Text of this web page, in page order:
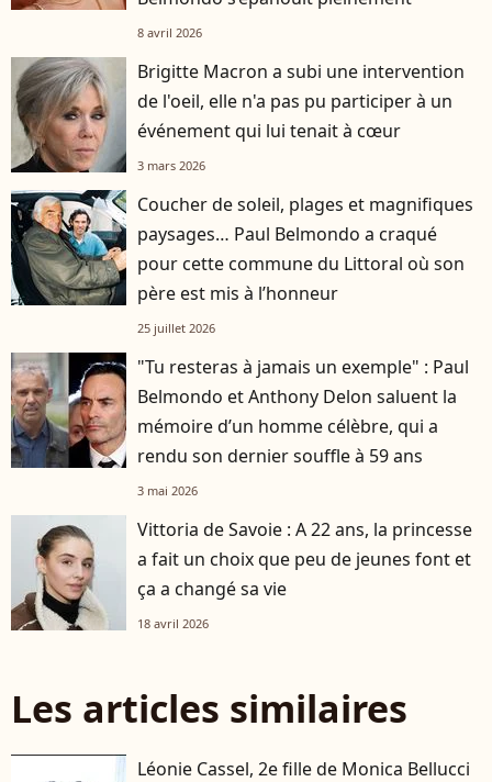
8 avril 2026
Brigitte Macron a subi une intervention
de l'oeil, elle n'a pas pu participer à un
événement qui lui tenait à cœur
3 mars 2026
Coucher de soleil, plages et magnifiques
paysages… Paul Belmondo a craqué
pour cette commune du Littoral où son
père est mis à l’honneur
25 juillet 2026
"Tu resteras à jamais un exemple" : Paul
Belmondo et Anthony Delon saluent la
mémoire d’un homme célèbre, qui a
rendu son dernier souffle à 59 ans
3 mai 2026
Vittoria de Savoie : A 22 ans, la princesse
a fait un choix que peu de jeunes font et
ça a changé sa vie
18 avril 2026
Les articles similaires
Léonie Cassel, 2e fille de Monica Bellucci